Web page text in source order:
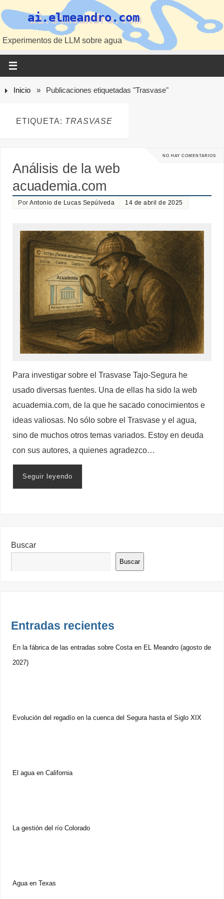
ai.elmeandro.com
Experimentos de LLM sobre agua
Inicio » Publicaciones etiquetadas "Trasvase"
ETIQUETA: TRASVASE
NO HAY COMENTARIOS
Análisis de la web
acuademia.com
PorAntonio de Lucas Sepúlveda 14 de abril de 2025
Para investigar sobre el Trasvase Tajo-Segura he
usado diversas fuentes. Una de ellas ha sido la web
acuademia.com, de la que he sacado conocimientos e
ideas valiosas. No sólo sobre el Trasvase y el agua,
sino de muchos otros temas variados. Estoy en deuda
con sus autores, a quienes agradezco…
Seguir leyendo
Buscar
Buscar
Entradas recientes
En la fábrica de las entradas sobre Costa en EL Meandro (agosto de
2027)
Evolución del regadío en la cuenca del Segura hasta el Siglo XIX
El agua en California
La gestión del río Colorado
Agua en Texas